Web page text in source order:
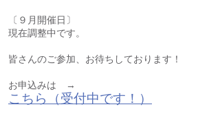
〔９月開催日〕
​現在調整中です。
​皆さんのご参加、お待ちしております！
​お申込みは →
こちら（受付中です！）